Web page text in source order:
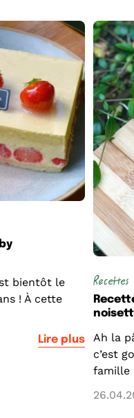
bientôt le
! À cette
Lire plus
Recettes
Ah la
c’est
famille